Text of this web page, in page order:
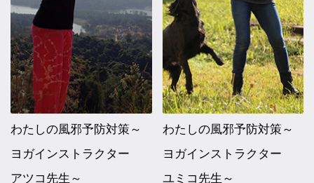
わたしの風邪予防対策～
ヨガインストラクター
アツコ先生～
わたしの風邪予防対策～
ヨガインストラクター
ユミコ先生～